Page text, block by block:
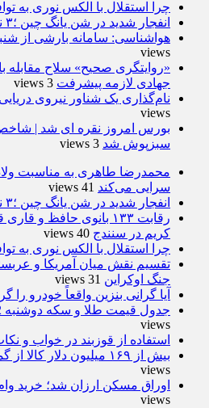
چرا استقلال با الکس نوری به
انفجار شدید در شن یانگ چین ؛۳ نفر جان باختند
هواشناسی: سامانه بارشی از
views
«روایتگری صحیح» سلاح مقابله
جهادی لازمه پیشرفت 3 views
نام‌گذاری یک شناور نیروی
views
بورس امروز نقره ای شد |
سبزپوش شد 3 views
محمدرضا طاهری به مناسبت
سرایی می‌کند 41 views
انفجار شدید در شن یانگ چین ؛۳ نفر جان باختند
رقابت ۱۳۳ بانوی حافظ
کریم در سنندج 40 views
چرا استقلال با الکس نوری به
تقسیم نقش میان آمریکا و
جنگ اوکراین 31 views
آیا گرانی بنزین واقعاً خودرو را
جدول قیمت طلا و سکه دوشنبه 12 مرداد/ قیمت‌ها کاهشی
views
استفاده از قوزبند در خواب و
بیش از ۱۶۹ میلیون دلار کالا از گمرک زنجان صادر شد
views
اوراق مسکن ارزان شد؛ خرید
views